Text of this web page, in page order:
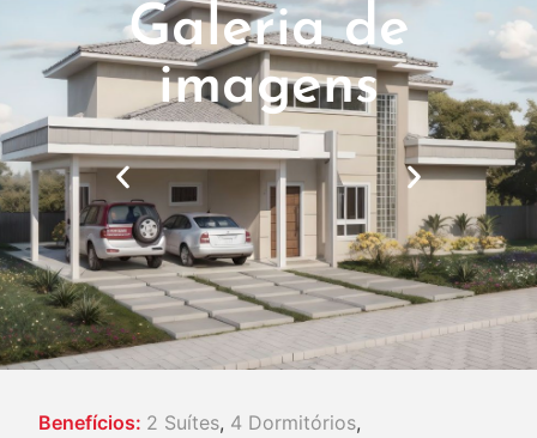
Galeria de
imagens
Benefícios: 2 Suítes, 4 Dormitórios,